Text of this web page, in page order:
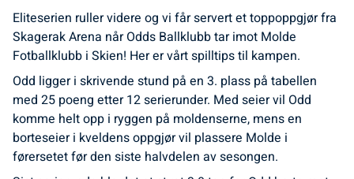
Eliteserien ruller videre og vi får servert et toppoppgjør fra
Skagerak Arena når Odds Ballklubb tar imot Molde
Fotballklubb i Skien! Her er vårt spilltips til kampen.
Odd ligger i skrivende stund på en 3. plass på tabellen
med 25 poeng etter 12 serierunder. Med seier vil Odd
komme helt opp i ryggen på moldenserne, mens en
borteseier i kveldens oppgjør vil plassere Molde i
førersetet før den siste halvdelen av sesongen.